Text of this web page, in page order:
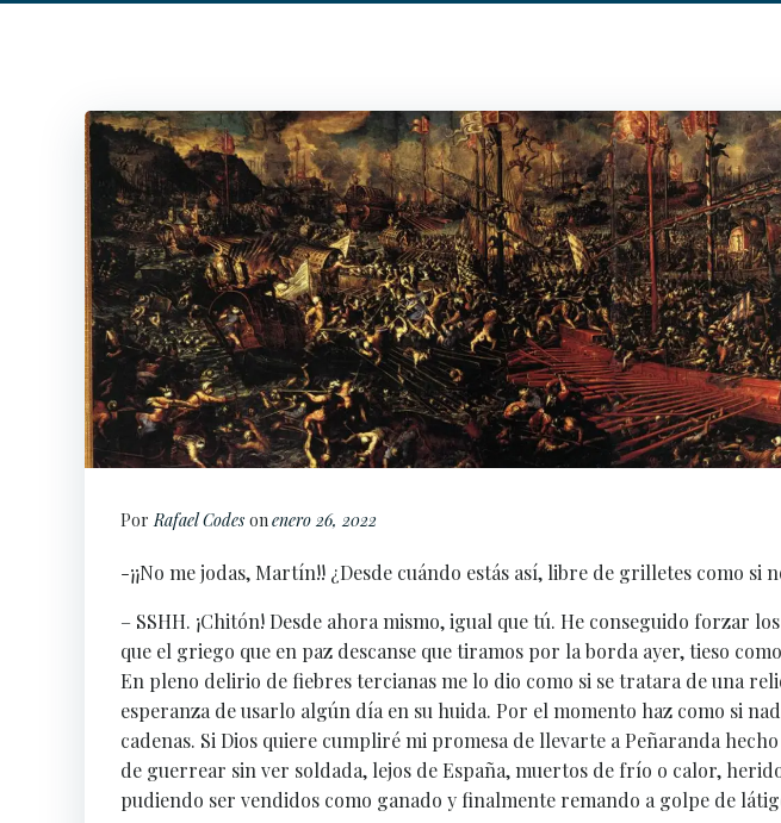
Por Rafael Codes onenero 26, 2022
-¡¡No me jodas, Martín!! ¿Desde cuándo estás así, libre de grilletes como si
– SSHH. ¡Chitón! Desde ahora mismo, igual que tú. He conseguido forzar
que el griego que en paz descanse que tiramos por la borda ayer, tieso
En pleno delirio de fiebres tercianas me lo dio como si se tratara de una
esperanza de usarlo algún día en su huida. Por el momento haz como si
cadenas. Si Dios quiere cumpliré mi promesa de llevarte a Peñaranda
de guerrear sin ver soldada, lejos de España, muertos de frío o calor,
pudiendo ser vendidos como ganado y finalmente remando a golpe de